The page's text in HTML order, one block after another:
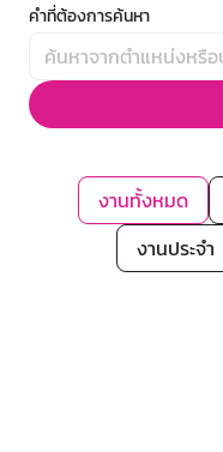
คำที่ต้องการค้นหา
งานทั้งหมด
งานประจำ